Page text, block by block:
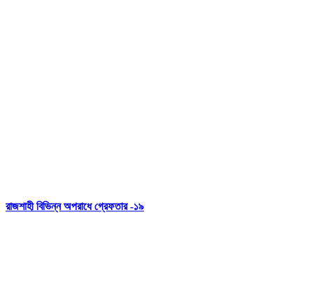
রাজশাহী বিভিন্ন অপরাধে গ্রেফতার -১৯